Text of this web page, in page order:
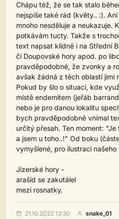
Chápu též, že se tak stalo
nejspíše také rád (květy.. :).
mnoho nesděluje a neukazuje.
potkávám tucty. Takže s
text napsat klidně i na Střední
či Doupovské hory apod. po
pravděpodobné, že zvonky a
avšak žádná z těch oblastí jimi
Pokud by šlo o situaci, kde
místě endemitem (jeřáb
nebo je pro danou lokalitu
bych pravděpodobně vnímal
určitý přesah. Ten moment:
a jsem u toho..!" Od boku
vymyšlené, pro ilustraci našeho
Jizerské hory -
arašíd se zakutálel
mezi rosnatky.
21.10.2022 13:30 snake_01